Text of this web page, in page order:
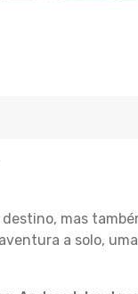
mas
a solo,